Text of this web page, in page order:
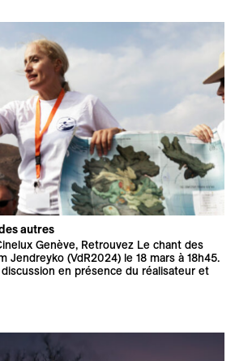
autres
Genève, Retrouvez Le chant des
Jendreyko (VdR2024) le 18 mars à 18h45.
discussion en présence du réalisateur et